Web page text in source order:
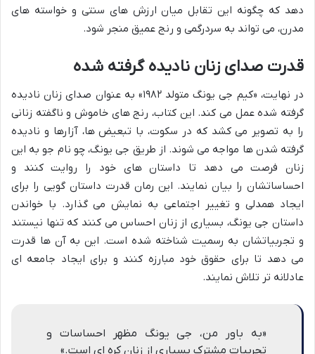
دهد که چگونه این تقابل میان ارزش های سنتی و خواسته های
مدرن، می تواند به سردرگمی و رنج عمیق منجر شود.
قدرت صدای زنان نادیده گرفته شده
در نهایت، «کیم جی یونگ متولد ۱۹۸۲» به عنوان صدای زنان نادیده
گرفته شده عمل می کند. این کتاب، رنج های خاموش و ناگفته زنانی
را به تصویر می کشد که در سکوت، با تبعیض ها، آزارها و نادیده
گرفته شدن ها مواجه می شوند. از طریق جی یونگ، چو نام جو به این
زنان فرصت می دهد تا داستان های خود را روایت کنند و
احساساتشان را بیان نمایند. این رمان قدرت داستان گویی را برای
ایجاد همدلی و تغییر اجتماعی به نمایش می گذارد. با خواندن
داستان جی یونگ، بسیاری از زنان احساس می کنند که تنها نیستند
و تجربیاتشان به رسمیت شناخته شده است. این به آن ها قدرت
می دهد تا برای حقوق خود مبارزه کنند و برای ایجاد جامعه ای
عادلانه تر تلاش نمایند.
«به باور من، جی یونگ مظهر احساسات و
تجربیات مشترک بسیاری از زنان کره ای است.»